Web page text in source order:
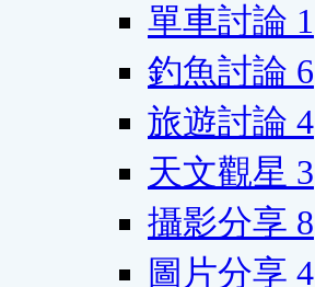
單車討論 1
釣魚討論 6
旅遊討論 4
天文觀星 3
攝影分享 8
圖片分享 4